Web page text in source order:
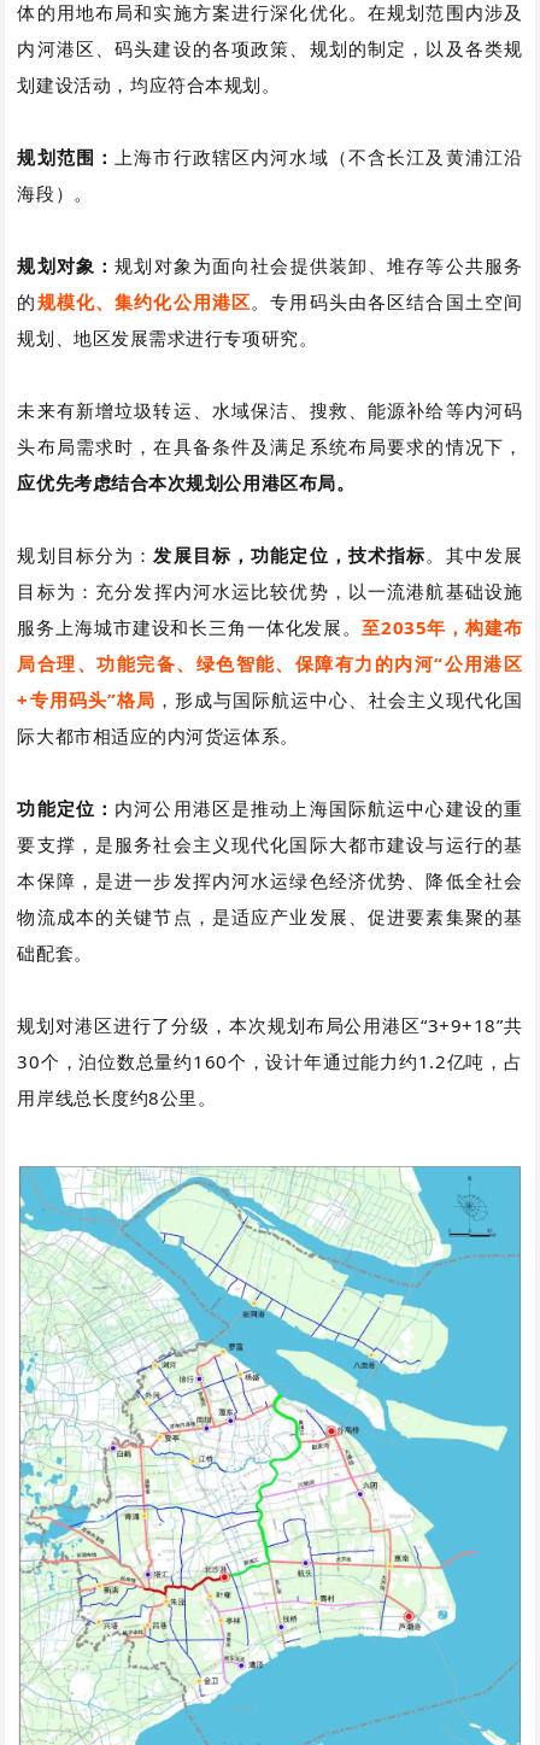
体的用地布局和实施方案进行深化优化。在规划范围内涉及
内河港区、码头建设的各项政策、规划的制定，以及各类规
划建设活动，均应符合本规划。
规划范围：上海市行政辖区内河水域（不含长江及黄浦江沿
海段）。
规划对象：规划对象为面向社会提供装卸、堆存等公共服务
的规模化、集约化公用港区。专用码头由各区结合国土空间
规划、地区发展需求进行专项研究。
未来有新增垃圾转运、水域保洁、搜救、能源补给等内河码
头布局需求时，在具备条件及满足系统布局要求的情况下，
应优先考虑结合本次规划公用港区布局。
规划目标分为：发展目标，功能定位，技术指标。其中发展
目标为： 充分发挥内河水运比较优势，以一流港航基础设施
服务上海城市建设和长三角一体化发展。至2035年，构建布
局合理、功能完备、绿色智能、保障有力的内河“公用港区
+专用码头”格局 ，形成与国际航运中心、社会主义现代化国
际大都市相适应的内河货运体系。
功能定位： 内河公用港区是推动上海国际航运中心建设的重
要支撑，是服务社会主义现代化国际大都市建设与运行的基
本保障，是进一步发挥内河水运绿色经济优势、降低全社会
物流成本的关键节点，是适应产业发展、促进要素集聚的基
础配套。
规划对港区进行了分级， 本次规划布局公用港区“3+9+18”共
30个，泊位数总量约160个，设计年通过能力约1.2亿吨，占
用岸线总长度约8公里。